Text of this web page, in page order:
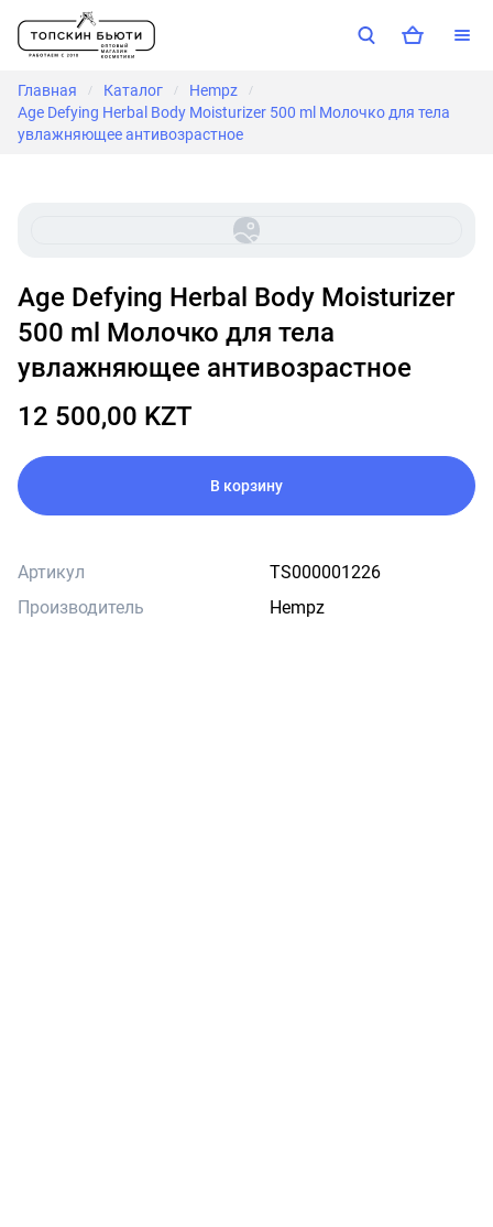
Главная / Каталог / Hempz /
Age Defying Herbal Body Moisturizer 500 ml Молочко для тела
увлажняющее антивозрастное
Age Defying Herbal Body Moisturizer
500 ml Молочко для тела
увлажняющее антивозрастное
12 500,00 KZT
В корзину
Артикул
TS000001226
Производитель
Hempz